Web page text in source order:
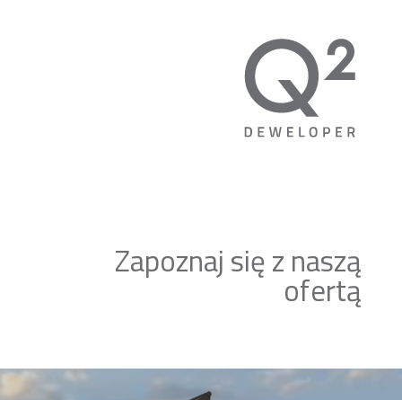
Zapoznaj się z naszą
ofertą